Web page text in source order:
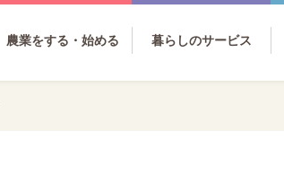
農業をする・始める 暮らしのサービス